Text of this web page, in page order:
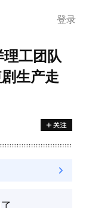
登录
工团队
生产走